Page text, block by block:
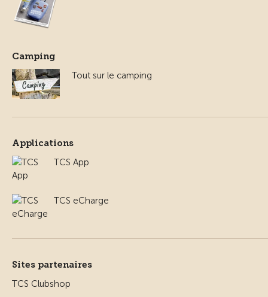
Camping
Tout sur le camping
Applications
TCS App
TCS eCharge
Sites partenaires
TCS Clubshop